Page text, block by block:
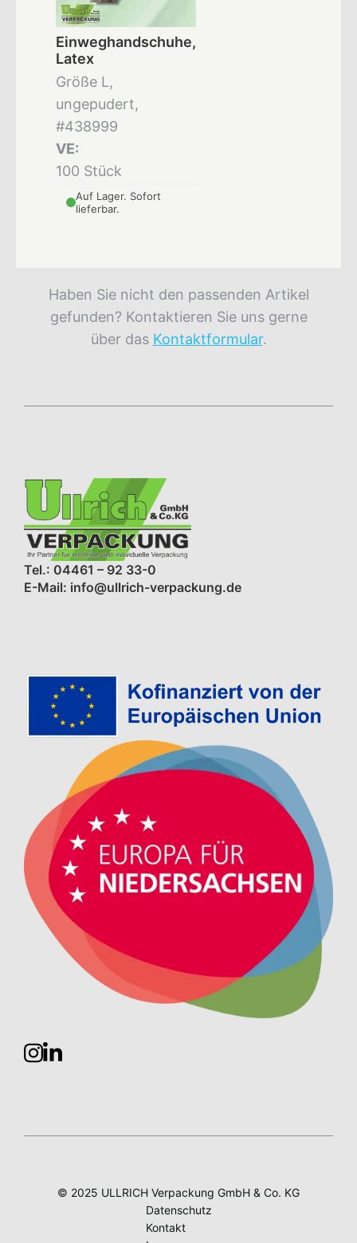
Einweghandschuhe,
Latex
Größe L,
ungepudert,
#438999
VE:
100 Stück
Auf Lager. Sofort
lieferbar.
Haben Sie nicht den passenden Artikel
gefunden? Kontaktieren Sie uns gerne
über das Kontaktformular.
Tel.: 04461 – 92 33-0
E-Mail: info@ullrich-verpackung.de
© 2025 ULLRICH Verpackung GmbH & Co. KG
Datenschutz
Kontakt